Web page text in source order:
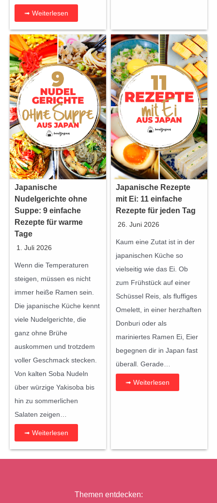
➟ Weiterlesen
Japanische
Nudelgerichte ohne
Suppe: 9 einfache
Rezepte für warme
Tage
1. Juli 2026
Wenn die Temperaturen
steigen, müssen es nicht
immer heiße Ramen sein.
Die japanische Küche kennt
viele Nudelgerichte, die
ganz ohne Brühe
auskommen und trotzdem
voller Geschmack stecken.
Von kalten Soba Nudeln
über würzige Yakisoba bis
hin zu sommerlichen
Salaten zeigen…
➟ Weiterlesen
Japanische Rezepte
mit Ei: 11 einfache
Rezepte für jeden Tag
26. Juni 2026
Kaum eine Zutat ist in der
japanischen Küche so
vielseitig wie das Ei. Ob
zum Frühstück auf einer
Schüssel Reis, als fluffiges
Omelett, in einer herzhaften
Donburi oder als
mariniertes Ramen Ei, Eier
begegnen dir in Japan fast
überall. Gerade…
➟ Weiterlesen
Themen entdecken: